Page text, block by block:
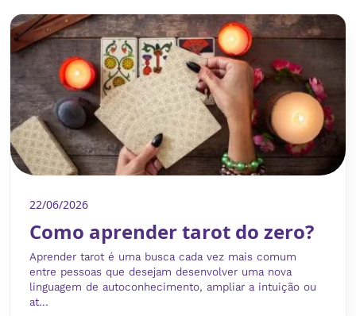
22/06/2026
Como aprender tarot do zero?
Aprender tarot é uma busca cada vez mais comum
entre pessoas que desejam desenvolver uma nova
linguagem de autoconhecimento, ampliar a intuição ou
at...